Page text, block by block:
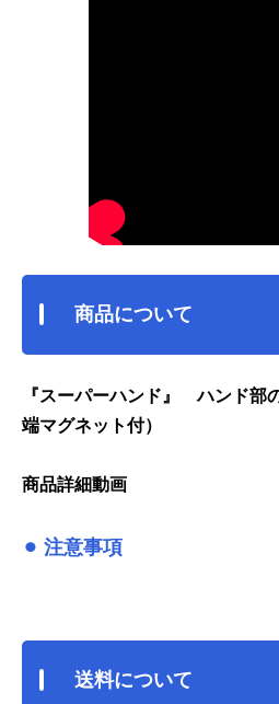
送料について
商品について
『スーパーハンド』 ハンド部
端マグネット付）
商品詳細動画
⚫︎ 注意事項